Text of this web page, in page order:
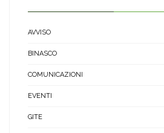
AVVISO
BINASCO
COMUNICAZIONI
EVENTI
GITE